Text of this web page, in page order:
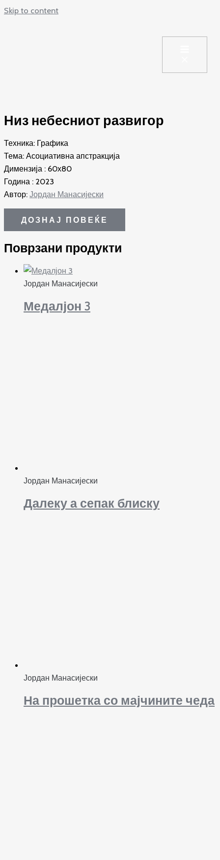
Skip to content
Низ небесниот развигор
Техника: Графика
Тема: Асоциативна апстракција
Димензија : 60х80
Година : 2023
Автор: Јордан Манасијески
ДОЗНАЈ ПОВЕЌЕ
Поврзани продукти
Јордан Манасијески
Медалјон 3
Јордан Манасијески
Далеку а сепак блиску
Јордан Манасијески
На прошетка со мајчините чеда